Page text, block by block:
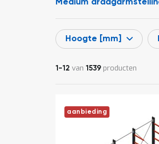
Hoogte [mm]
1 -12 van 1539 producten
aanbieding